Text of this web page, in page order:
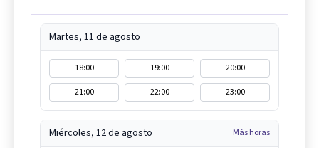
Martes, 11 de agosto
18:00 19:00
20:00
21:00
22:00 23:00
Miércoles, 12 de agosto Más horas